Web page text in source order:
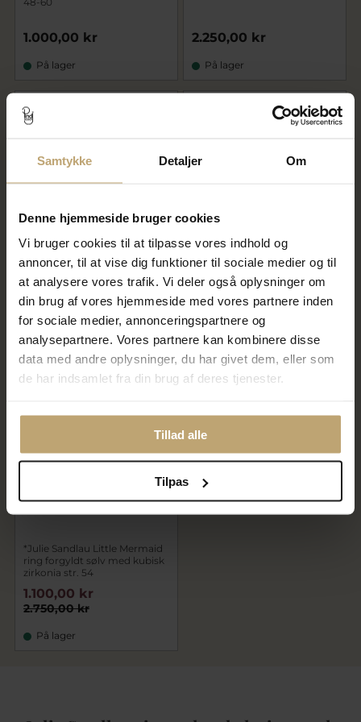
Samtykke Detaljer Om
Denne hjemmeside bruger cookies
Vi bruger cookies til at tilpasse vores indhold og
annoncer, til at vise dig funktioner til sociale medier og til
at analysere vores trafik. Vi deler også oplysninger om
din brug af vores hjemmeside med vores partnere inden
for sociale medier, annonceringspartnere og
analysepartnere. Vores partnere kan kombinere disse
data med andre oplysninger, du har givet dem, eller som
de har indsamlet fra din brug af deres tjenester.
Tillad alle
Tilpas
1.000,00 kr
På lager
2.250,00 kr
På lager
Julie Sandlau Ocean Crest
ring rhodineret sølv cz str. 48-
60
2.000,00 kr
På lager
*Julie Sandlau ring Bamboo
sølv rhodineret str. 48-60
1.600,00 kr
*Julie Sandlau Little Mermaid
ring forgyldt sølv med kubisk
zirkonia str. 54
2.750,00 kr
1.100,00 kr
På lager